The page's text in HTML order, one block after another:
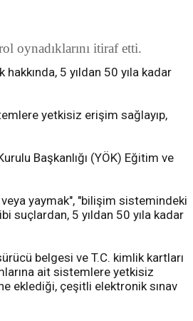
oynadıklarını itiraf etti.
5 yıldan 50 yıla kadar
yetkisiz erişim sağlayıp,
Başkanlığı (YÖK) Eğitim ve
veya yaymak", "bilişim sistemindeki
suçlardan, 5 yıldan 50 yıla kadar
belgesi ve T.C. kimlik kartları
ait sistemlere yetkisiz
eklediği, çeşitli elektronik sınav